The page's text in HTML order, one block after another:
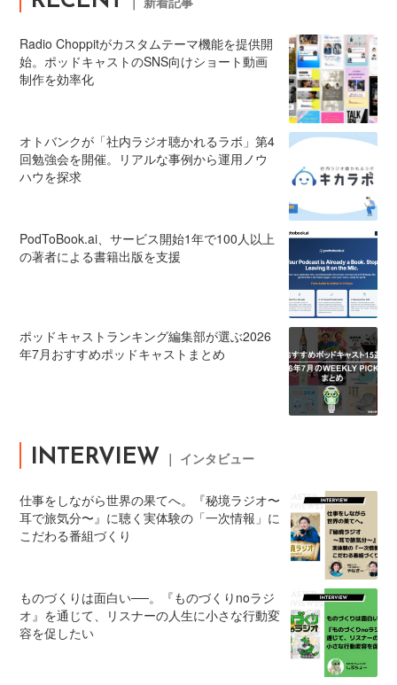
｜ 新着記事
Radio Choppitがカスタムテーマ機能を提供開
始。ポッドキャストのSNS向けショート動画
制作を効率化
オトバンクが「社内ラジオ聴かれるラボ」第4
回勉強会を開催。リアルな事例から運用ノウ
ハウを探求
PodToBook.ai、サービス開始1年で100人以上
の著者による書籍出版を支援
ポッドキャストランキング編集部が選ぶ2026
年7月おすすめポッドキャストまとめ
INTERVIEW ｜ インタビュー
仕事をしながら世界の果てへ。『秘境ラジオ〜
耳で旅気分〜』に聴く実体験の「一次情報」に
こだわる番組づくり
ものづくりは面白い──。『ものづくりnoラジ
オ』を通じて、リスナーの人生に小さな行動変
容を促したい